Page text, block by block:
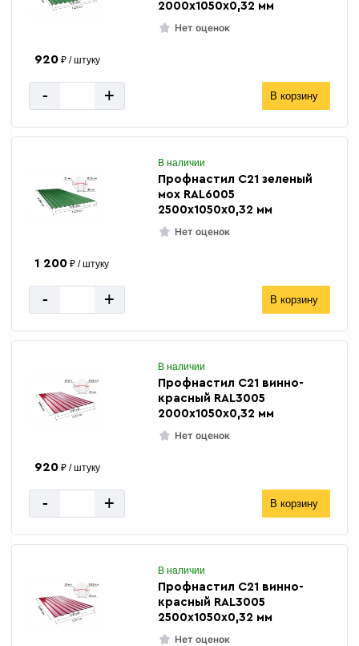
2000х1050х0,32 мм
Нет оценок
920 ₽ / штуку
- + В корзину
В наличии
Профнастил С21 зеленый
мох RAL6005
2500х1050х0,32 мм
Нет оценок
1 200 ₽ / штуку
- + В корзину
В наличии
Профнастил С21 винно-
красный RAL3005
2000х1050х0,32 мм
Нет оценок
920 ₽ / штуку
- + В корзину
В наличии
Профнастил С21 винно-
красный RAL3005
2500х1050х0,32 мм
Нет оценок